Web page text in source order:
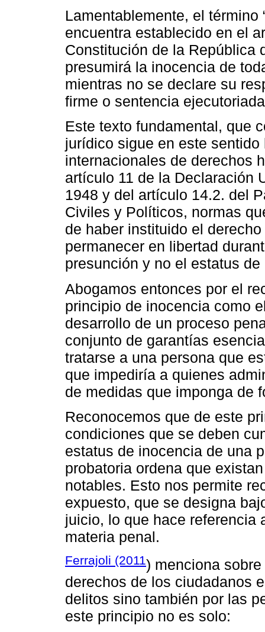
Lamentablemente, el término
encuentra establecido en el
Constitución de la República
presumirá la inocencia de
mientras no se declare su
firme o sentencia
Este texto fundamental, que
jurídico sigue en este
internacionales de derechos
artículo 11 de la Declaración
1948 y del artículo 14.2. del
Civiles y Políticos, normas
de haber instituido el
permanecer en libertad
presunción y no el estatus
Abogamos entonces por el
principio de inocencia como
desarrollo de un proceso
conjunto de garantías
tratarse a una persona que
que impediría a quienes
de medidas que imponga de
Reconocemos que de este
condiciones que se deben
estatus de inocencia de una
probatoria ordena que
notables. Esto nos permite
expuesto, que se designa
juicio, lo que hace referencia
materia penal.
Ferrajoli (2011) menciona
derechos de los ciudadanos
delitos sino también por las
este principio no es solo: